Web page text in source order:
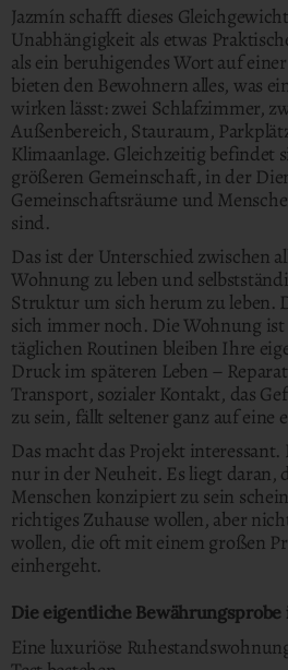
Jazmín schafft dieses
Unabhängigkeit als etwas
als ein beruhigendes Wort auf
bieten den Bewohnern alles, was
wirken lässt: zwei Schlafzimmer,
Außenbereich, Stauraum,
Klimaanlage. Gleichzeitig befindet
größeren Gemeinschaft, in der
Gemeinschaftsräume und
sind.
Das ist der Unterschied zwischen
Wohnung zu leben und
Struktur um sich herum zu leben.
sich immer noch. Die Wohnung
täglichen Routinen bleiben Ihre
Druck im späteren Leben –
Transport, sozialer Kontakt, das
zu sein, fällt seltener ganz auf eine
Das macht das Projekt
nur in der Neuheit. Es liegt daran,
Menschen konzipiert zu sein
richtiges Zuhause wollen, aber
wollen, die oft mit einem großen
einhergeht.
Die eigentliche
Eine luxuriöse